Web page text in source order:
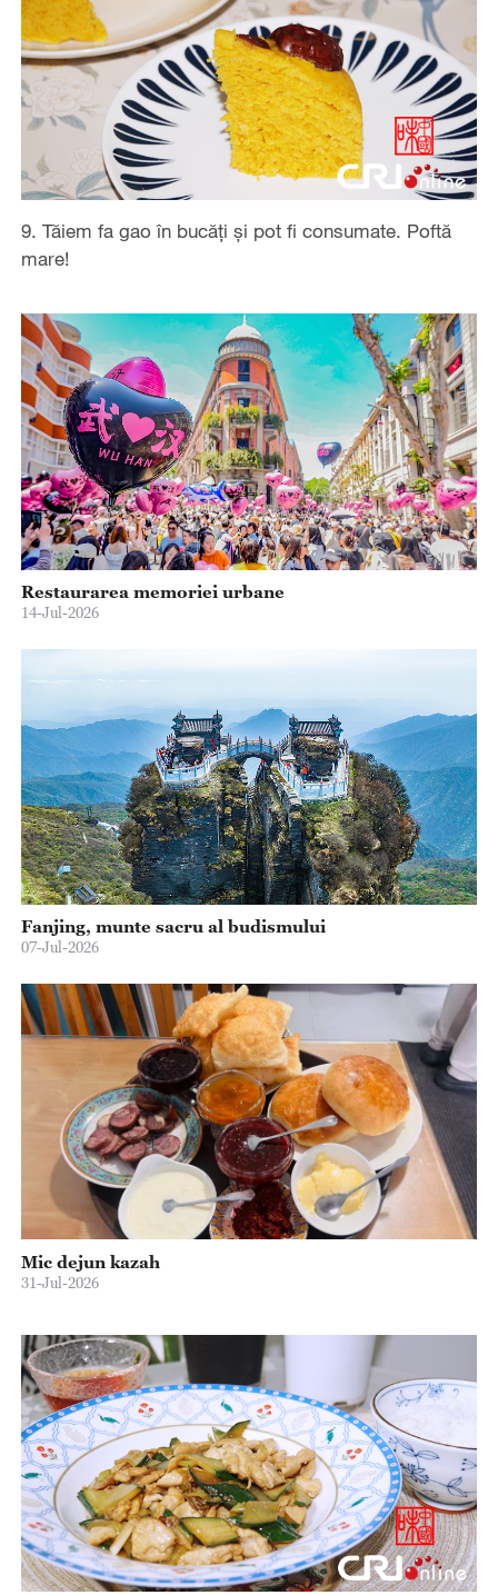
9. Tăiem fa gao în bucăți și pot fi consumate. Poftă
mare!
Restaurarea memoriei urbane
14-Jul-2026
Fanjing, munte sacru al budismului
07-Jul-2026
Mic dejun kazah
31-Jul-2026